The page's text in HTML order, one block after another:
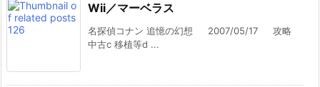
Wii／マーベラス
名探偵コナン 追憶の幻想 2007/05/17 攻略
中古c 移植等d ...